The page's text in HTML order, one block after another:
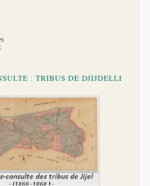
: TRIBUS DE DJIJDELLI